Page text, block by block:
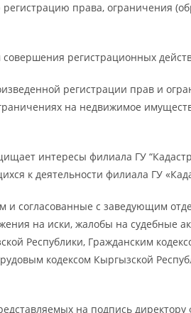
права, ограничения
регистрационных
регистрации прав и
на недвижимое
интересы филиала ГУ
к деятельности филиала ГУ
согласованные с заведующим
на иски, жалобы на судебные
Республики, Гражданским
кодексом Кыргызской
на подпись